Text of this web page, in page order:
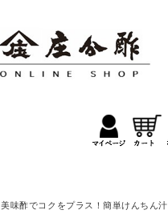
美味酢でコクをプラス！簡単けんちん汁